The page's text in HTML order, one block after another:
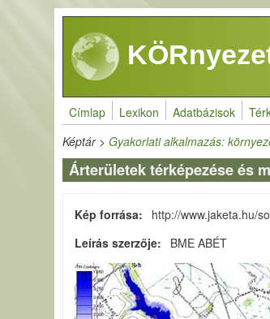
Ugrás a tartalomra
Címlap Lexikon Adatbázisok
Képtár>Gyakorlati alkalmazás:
Árterületek térképezése és
Kép forrása
http://www.jaketa.hu/
Leírás szerzője
BME ABÉT